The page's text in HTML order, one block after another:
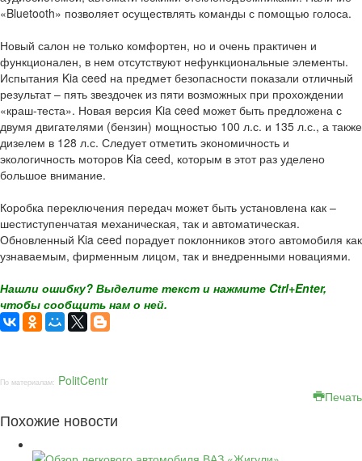
«Bluetooth» позволяет осуществлять команды с помощью голоса.
Новый салон не только комфортен, но и очень практичен и
функционален, в нем отсутствуют нефункциональные элементы.
Испытания Kia ceed на предмет безопасности показали отличный
результат – пять звездочек из пяти возможных при прохождении
«краш-теста». Новая версия Kia ceed может быть предложена с
двумя двигателями (бензин) мощностью 100 л.с. и 135 л.с., а также
дизелем в 128 л.с. Следует отметить экономичность и
экологичность моторов Kia ceed, которым в этот раз уделено
большое внимание.
Коробка переключения передач может быть установлена как –
шестиступенчатая механическая, так и автоматическая.
Обновленный Kia ceed порадует поклонников этого автомобиля как
узнаваемым, фирменным лицом, так и внедренными новациями.
Нашли ошибку? Выделите текст и нажмите Ctrl+Enter,
чтобы сообщить нам о ней.
По материалам: PolitCentr
Печать
Похожие новости